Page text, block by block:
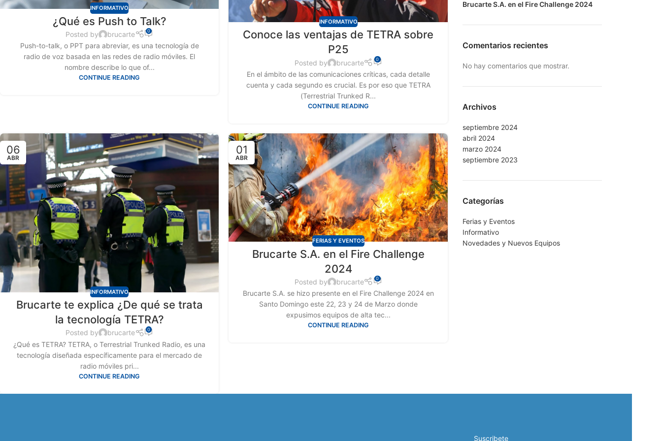
INFORMATIVO
¿Qué es Push to Talk?
Posted by brucarte 0
Push-to-talk, o PPT para abreviar, es una tecnología de
radio de voz basada en las redes de radio móviles. El
nombre describe lo que of...
CONTINUE READING
INFORMATIVO
Conoce las ventajas de TETRA sobre
P25
Posted by brucarte 0
En el ámbito de las comunicaciones críticas, cada detalle
cuenta y cada segundo es crucial. Es por eso que TETRA
(Terrestrial Trunked R...
CONTINUE READING
06
ABR
INFORMATIVO
Brucarte te explica ¿De qué se trata
la tecnología TETRA?
Posted by brucarte 0
¿Qué es TETRA? TETRA, o Terrestrial Trunked Radio, es una
tecnología diseñada específicamente para el mercado de
radio móviles pri...
CONTINUE READING
01
ABR
FERIAS Y EVENTOS
Brucarte S.A. en el Fire Challenge
2024
Posted by brucarte 0
Brucarte S.A. se hizo presente en el Fire Challenge 2024 en
Santo Domingo este 22, 23 y 24 de Marzo donde
expusimos equipos de alta tec...
CONTINUE READING
Brucarte S.A. en el Fire Challenge 2024
Comentarios recientes
No hay comentarios que mostrar.
Archivos
septiembre 2024
abril 2024
marzo 2024
septiembre 2023
Categorías
Ferias y Eventos
Informativo
Novedades y Nuevos Equipos
Suscribete